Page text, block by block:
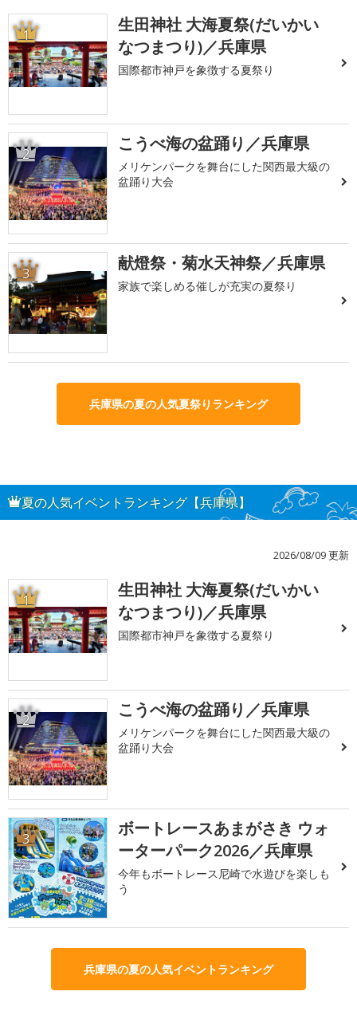
1
生田神社 大海夏祭(だいかい
なつまつり)／兵庫県
国際都市神戸を象徴する夏祭り
2 こうべ海の盆踊り／兵庫県
メリケンパークを舞台にした関西最大級の
盆踊り大会
3 献燈祭・菊水天神祭／兵庫県
家族で楽しめる催しが充実の夏祭り
兵庫県の夏の人気夏祭りランキング
夏の人気イベントランキング【兵庫県】
2026/08/09 更新
1
生田神社 大海夏祭(だいかい
なつまつり)／兵庫県
国際都市神戸を象徴する夏祭り
2 こうべ海の盆踊り／兵庫県
メリケンパークを舞台にした関西最大級の
盆踊り大会
3
ボートレースあまがさき ウォ
ーターパーク2026／兵庫県
今年もボートレース尼崎で水遊びを楽しも
う
兵庫県の夏の人気イベントランキング